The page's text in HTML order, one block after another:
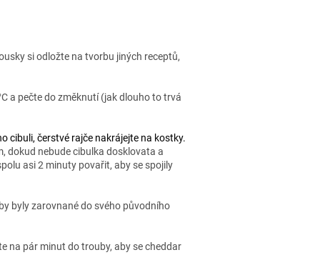
si odložte na tvorbu jiných receptů,
a pečte do změknutí (jak dlouho to trvá
cibuli, čerstvé rajče nakrájejte na kostky.
dokud nebude cibulka dosklovata a
asi 2 minuty povařit, aby se spojily
byly zarovnané do svého původního
na pár minut do trouby, aby se cheddar